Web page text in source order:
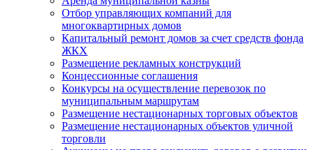
Отбор управляющих компаний для
многоквартирных домов
Капитальный ремонт домов за счет средств фонда
ЖКХ
Размещение рекламных конструкций
Концессионные соглашения
Конкурсы на осуществление перевозок по
муниципальным маршрутам
Размещение нестационарных торговых объектов
Размещение нестационарных объектов уличной
торговли